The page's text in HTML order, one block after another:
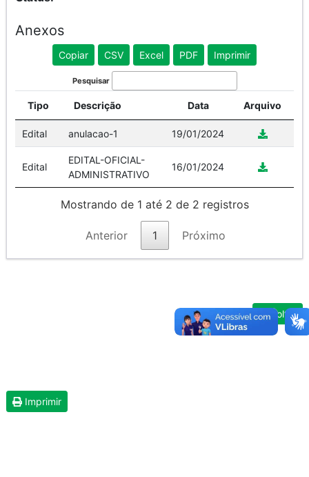
Anexos
Copiar CSV Excel PDF Imprimir
Pesquisar
Tipo Descrição Data Arquivo
Edital anulacao-1 19/01/2024
Edital
EDITAL-OFICIAL-
ADMINISTRATIVO
16/01/2024
Mostrando de 1 até 2 de 2 registros
Anterior 1 Próximo
Voltar
Imprimir